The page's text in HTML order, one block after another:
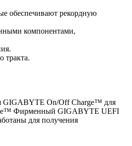
обеспечивают рекордную
компонентами,
тракта.
GIGABYTE On/Off Charge™ для
Фирменный GIGABYTE UEFI
для получения